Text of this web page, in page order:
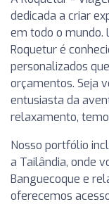
dedicada a criar
em todo o mundo.
Roquetur é
personalizados
orçamentos. Seja
entusiasta da
relaxamento,
Nosso portfólio
a Tailândia, onde
Banguecoque e
oferecemos